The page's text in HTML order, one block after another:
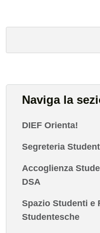
Naviga la
DIEF Orienta!
Segreteria
Accoglienza
DSA
Spazio Studenti e
Studentesche